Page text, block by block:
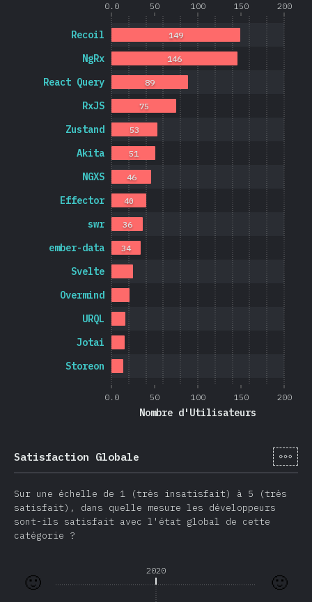
0.0 50 100 150 200
0.0 50 100 150 200
Nombre d'Utilisateurs
Storeon
Jotai
URQL
Overmind
Svelte
ember-data
swr
Effector
NGXS
Akita
Zustand
RxJS
React Query
NgRx
Recoil
34
36
40
46
51
53
75
89
146
149
Satisfaction Globale [fr-
Sur une échelle de 1 (très insatisfait) à 5 (très
satisfait), dans quelle mesure les développeurs
sont-ils satisfait avec l'état global de cette
catégorie ?
2020
🙂
🙂